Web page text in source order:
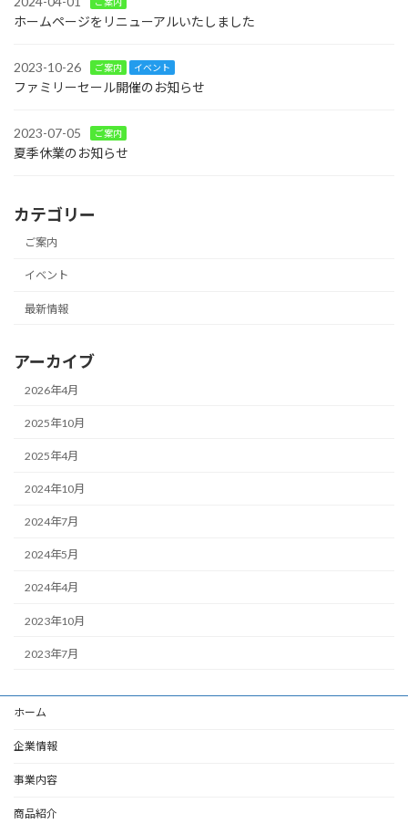
ホームページをリニューアルいたしました
2023-10-26 ご案内 イベント
ファミリーセール開催のお知らせ
2023-07-05 ご案内
夏季休業のお知らせ
カテゴリー
ご案内
イベント
最新情報
アーカイブ
2026年4月
2025年10月
2025年4月
2024年10月
2024年7月
2024年5月
2024年4月
2023年10月
2023年7月
ホーム
企業情報
事業内容
商品紹介